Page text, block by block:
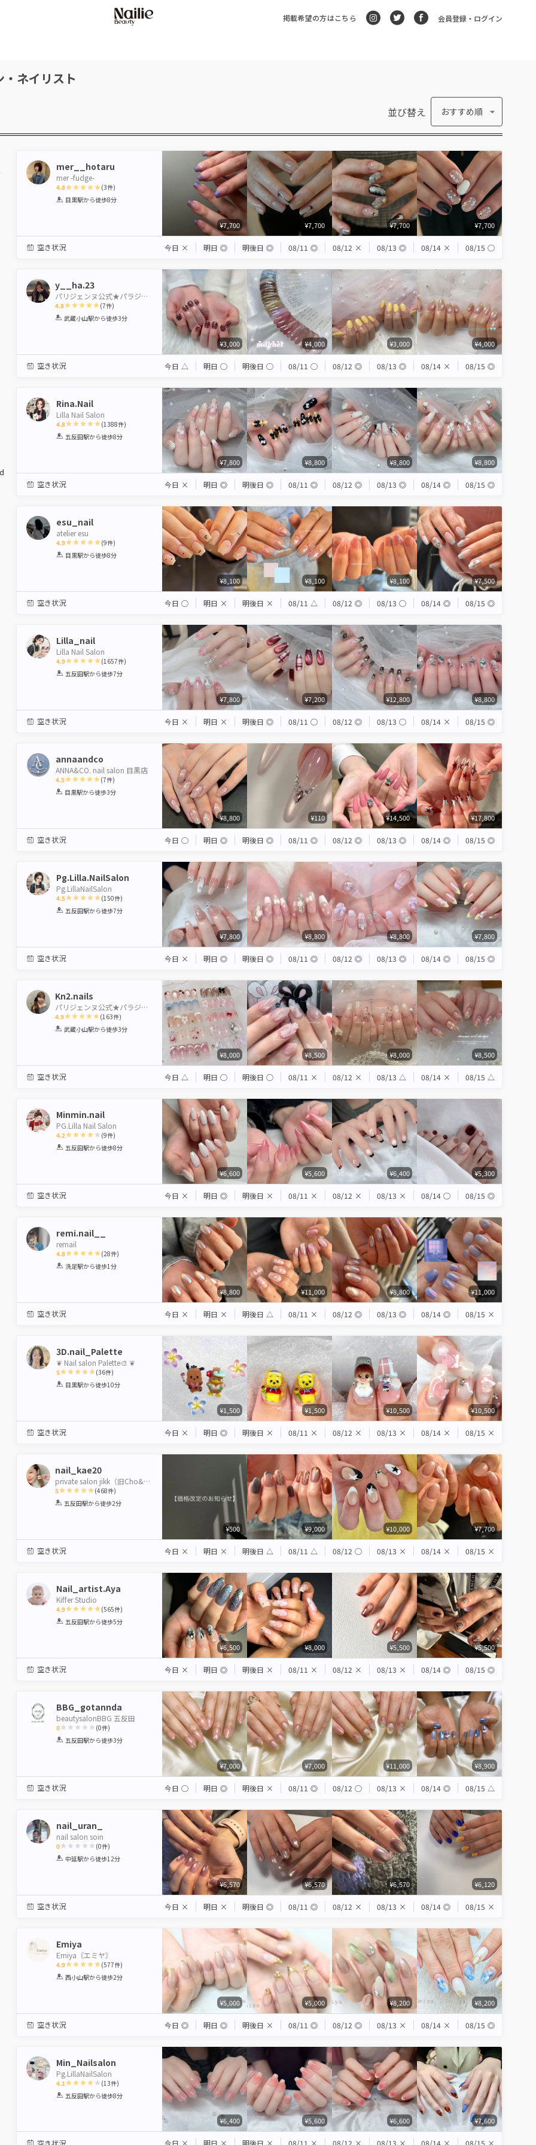
掲載希望の方はこちら 会員登録・ログイン
ネイリスト
並び替え おすすめ順
mer__hotaru
mer -fudge-
4.8
1 2 3 4 5
(3件)
目黒駅から徒歩8分
¥7,700 ¥7,700 ¥7,700 ¥7,700
空き状況 今日 × 明日 ◎ 明後日 ◎ 08/11 ◎ 08/12 × 08/13 ◎ 08/14 × 08/15 ◯
y__ha.23
パリジェンヌ公式★パラジェル登録サロン Neolive arch 武蔵小山【ネオリーブアーチ】
4.8
1 2 3 4 5
(7件)
武蔵小山駅から徒歩3分
¥3,000 ¥4,000 ¥3,000 ¥4,000
空き状況 今日 △ 明日 ◯ 明後日 ◯ 08/11 ◯ 08/12 ◎ 08/13 ◎ 08/14 × 08/15 ◎
Rina.Nail
Lilla Nail Salon
4.8
1 2 3 4 5
(1388件)
五反田駅から徒歩8分
¥7,800 ¥8,800 ¥8,800 ¥8,800
空き状況 今日 × 明日 ◎ 明後日 ◎ 08/11 ◎ 08/12 ◎ 08/13 ◎ 08/14 ◎ 08/15 ◎
esu_nail
atelier esu
4.9
1 2 3 4 5
(9件)
目黒駅から徒歩8分
¥8,100 ¥8,100 ¥8,100 ¥7,500
空き状況 今日 ◯ 明日 × 明後日 × 08/11 △ 08/12 ◎ 08/13 ◯ 08/14 ◎ 08/15 ◎
Lilla_nail
Lilla Nail Salon
4.9
1 2 3 4 5
(1657件)
五反田駅から徒歩7分
¥7,800 ¥7,200 ¥12,800 ¥8,800
空き状況 今日 × 明日 × 明後日 ◎ 08/11 ◯ 08/12 ◎ 08/13 ◯ 08/14 × 08/15 ◎
annaandco
ANNA&CO. nail salon 目黒店
4.5
1 2 3 4 5
(7件)
目黒駅から徒歩3分
¥8,800 ¥110 ¥14,500 ¥17,800
空き状況 今日 ◯ 明日 ◎ 明後日 ◎ 08/11 ◎ 08/12 ◎ 08/13 ◎ 08/14 ◎ 08/15 ◎
Pg.Lilla.NailSalon
Pg.LillaNailSalon
4.5
1 2 3 4 5
(150件)
五反田駅から徒歩7分
¥7,800 ¥8,800 ¥8,800 ¥7,800
空き状況 今日 × 明日 ◎ 明後日 ◎ 08/11 ◎ 08/12 ◎ 08/13 ◎ 08/14 ◎ 08/15 ◎
Kn2.nails
パリジェンヌ公式★パラジェル登録サロン Neolive arch 武蔵小山【ネオリーブアーチ】
4.9
1 2 3 4 5
(163件)
武蔵小山駅から徒歩3分
¥8,000 ¥8,500 ¥8,000 ¥8,500
空き状況 今日 △ 明日 ◯ 明後日 ◯ 08/11 × 08/12 × 08/13 △ 08/14 × 08/15 △
Minmin.nail
PG.Lilla Nail Salon
4.2
1 2 3 4 5
(9件)
五反田駅から徒歩8分
¥6,600 ¥5,600 ¥6,400 ¥5,300
空き状況 今日 × 明日 ◎ 明後日 × 08/11 × 08/12 × 08/13 × 08/14 ◯ 08/15 ◎
remi.nail__
remail
4.8
1 2 3 4 5
(28件)
洗足駅から徒歩1分
¥8,800 ¥11,000 ¥8,800 ¥11,000
空き状況 今日 × 明日 × 明後日 △ 08/11 × 08/12 ◎ 08/13 ◎ 08/14 ◎ 08/15 ×
3D.nail_Palette
❦ Nail salon Palette🎨 ❦
5
1 2 3 4 5
(36件)
目黒駅から徒歩10分
¥1,500 ¥1,500 ¥10,500 ¥10,500
空き状況 今日 × 明日 ◎ 明後日 × 08/11 × 08/12 × 08/13 × 08/14 × 08/15 ×
nail_kae20
private salon jikk（旧Cho&Miii）
5
1 2 3 4 5
(468件)
五反田駅から徒歩2分
¥500 ¥9,000 ¥10,000 ¥7,700
空き状況 今日 × 明日 × 明後日 △ 08/11 △ 08/12 ◯ 08/13 × 08/14 × 08/15 ×
Nail_artist.Aya
Kiffer Studio
4.9
1 2 3 4 5
(565件)
五反田駅から徒歩5分
¥6,500 ¥8,000 ¥5,500 ¥5,500
空き状況 今日 × 明日 ◎ 明後日 × 08/11 × 08/12 × 08/13 × 08/14 ◎ 08/15 ◎
BBG_gotannda
beautysalonBBG 五反田
0
1 2 3 4 5
(0件)
五反田駅から徒歩3分
¥7,000 ¥7,000 ¥11,000 ¥8,900
空き状況 今日 ◯ 明日 ◎ 明後日 × 08/11 ◎ 08/12 ◯ 08/13 × 08/14 ◎ 08/15 △
nail_uran_
nail salon soin
0
1 2 3 4 5
(0件)
中延駅から徒歩12分
¥6,570 ¥6,570 ¥6,570 ¥6,120
空き状況 今日 × 明日 × 明後日 ◎ 08/11 ◎ 08/12 × 08/13 × 08/14 ◎ 08/15 ×
Emiya
Emiya〘エミヤ〙
4.9
1 2 3 4 5
(577件)
西小山駅から徒歩2分
¥5,000 ¥5,000 ¥8,200 ¥8,200
空き状況 今日 ◎ 明日 ◎ 明後日 × 08/11 ◎ 08/12 ◎ 08/13 × 08/14 × 08/15 ◎
Min_Nailsalon
Pg.LillaNailSalon
4.1
1 2 3 4 5
(13件)
五反田駅から徒歩8分
¥6,400 ¥5,600 ¥6,600 ¥7,600
空き状況